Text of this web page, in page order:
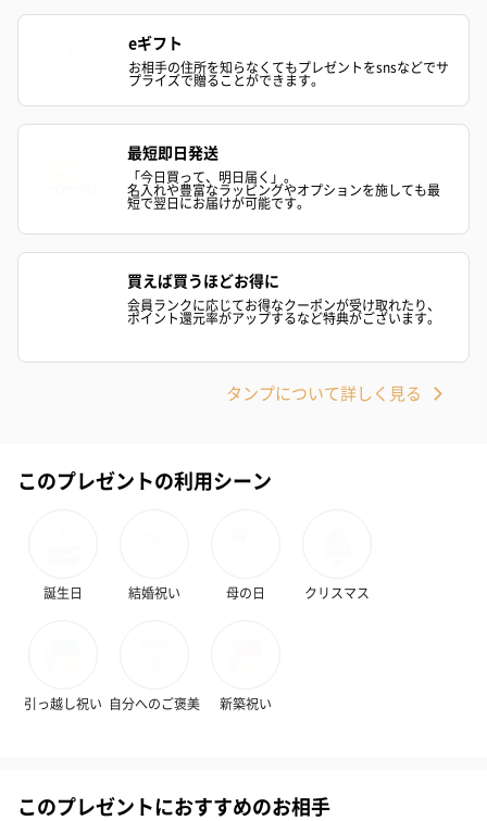
ハンドクリーム3本セッ
ト【ありがとう】
シャワージェル＆ハン
レープフルーツ）
（2,145円）
シャワージェ
ッシュローズ
円）
リラックスグッズ
リラックスグッズを同梱してお届けします。
ハンドタオル・ハンカチを同梱してお届けいたします。ギフトへ
eギフト
お相手の住所を知らなくてもプレゼントをsnsなどでサ
プライズで贈ることができます。
最短即日発送
「今日買って、明日届く」。
名入れや豊富なラッピングやオプションを施しても最
短で翌日にお届けが可能です。
買えば買うほどお得に
会員ランクに応じてお得なクーポンが受け取れたり、
ポイント還元率がアップするなど特典がございます。
タンプについて詳しく見る
このプレゼントの利用シーン
誕生日 結婚祝い 母の日 クリスマス
引っ越し祝い 自分へのご褒美 新築祝い
このプレゼントにおすすめのお相手